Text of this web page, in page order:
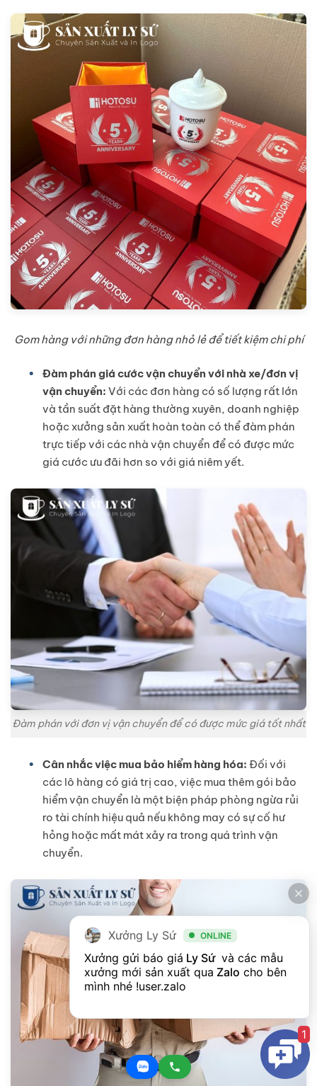
Gom hàng với những đơn hàng nhỏ lẻ để tiết kiệm chi phí
Đàm phán giá cước vận chuyển với nhà xe/đơn vị
vận chuyển: Với các đơn hàng có số lượng rất lớn
và tần suất đặt hàng thường xuyên, doanh nghiệp
hoặc xưởng sản xuất hoàn toàn có thể đàm phán
trực tiếp với các nhà vận chuyển để có được mức
giá cước ưu đãi hơn so với giá niêm yết.
Đàm phán với đơn vị vận chuyển để có được mức giá tốt nhất
Cân nhắc việc mua bảo hiểm hàng hóa: Đối với
các lô hàng có giá trị cao, việc mua thêm gói bảo
hiểm vận chuyển là một biện pháp phòng ngừa rủi
ro tài chính hiệu quả nếu không may có sự cố hư
hỏng hoặc mất mát xảy ra trong quá trình vận
chuyển.
Xưởng Ly Sứ ONLINE
Xưởng gửi báo giá Ly Sứ và các mẫu
xưởng mới sản xuất qua Zalo cho bên
mình nhé !user.zalo
1